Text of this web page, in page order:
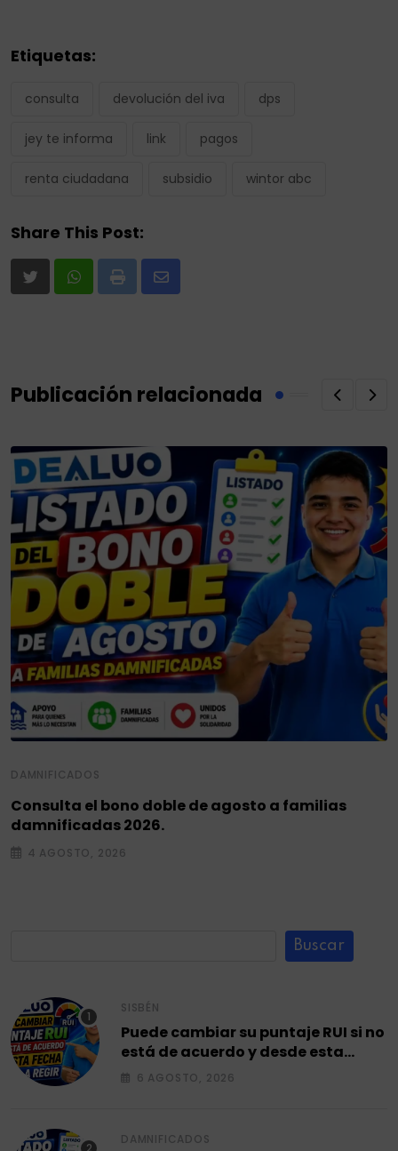
Etiquetas:
consulta devolución del iva dps
jey te informa link pagos
renta ciudadana subsidio wintor abc
Share This Post:
Print
Share
Publicación relacionada
DAMNIFICADOS
Consulta el bono doble de agosto a familias
damnificadas 2026.
4 AGOSTO, 2026
Buscar
SISBÉN
Puede cambiar su puntaje RUI si no
está de acuerdo y desde esta
fecha empieza a regir en el 2026.
6 AGOSTO, 2026
DAMNIFICADOS